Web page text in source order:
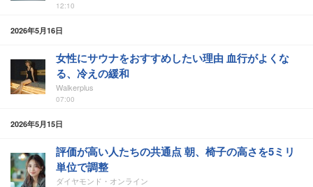
12:10
2026年5月16日
女性にサウナをおすすめしたい理由 血行がよくな
る、冷えの緩和
Walkerplus
07:00
2026年5月15日
評価が高い人たちの共通点 朝、椅子の高さを5ミリ
単位で調整
ダイヤモンド・オンライン